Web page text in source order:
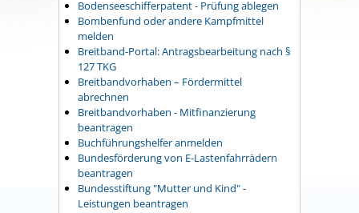
Bodenseeschifferpatent - Prüfung ablegen
Bombenfund oder andere Kampfmittel
melden
Breitband-Portal: Antragsbearbeitung nach §
127 TKG
Breitbandvorhaben – Fördermittel
abrechnen
Breitbandvorhaben - Mitfinanzierung
beantragen
Buchführungshelfer anmelden
Bundesförderung von E-Lastenfahrrädern
beantragen
Bundesstiftung "Mutter und Kind" -
Leistungen beantragen